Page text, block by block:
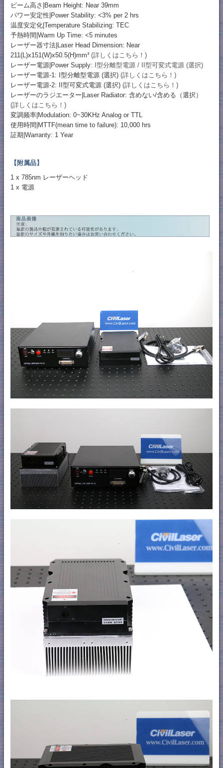
ビーム高さ|Beam Height: Near 39mm
パワー安定性|Power Stability: <3% per 2 hrs
温度安定化|Temperature Stabilizing: TEC
予熱時間|Warm Up Time: <5 minutes
レーザー器寸法|Laser Head Dimension: Near
211(L)x151(W)x50.5(H)mm³ (詳しくはこちら！)
レーザー電源|Power Supply: I型分離型電源 / II型可変式電源 (選択)
レーザー電源-1: I型分離型電源 (選択) (詳しくはこちら！)
レーザー電源-2: II型可変式電源 (選択) (詳しくはこちら！)
レーザーのラジエーター|Laser Radiator: 含めない/含める（選択）
(詳しくはこちら！)
変調频率|Modulation: 0~30KHz Analog or TTL
使用時間|MTTF(mean time to failure): 10,000 hrs
証期|Warranty: 1 Year
【附属品】
1 x 785nm レーザーヘッド
1 x 電源